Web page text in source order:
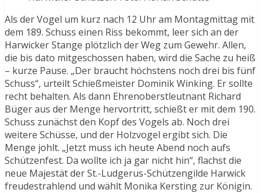
Als der Vogel um kurz nach 12 Uhr am Montagmittag mit
dem 189. Schuss einen Riss bekommt, leer sich an der
Harwicker Stange plötzlich der Weg zum Gewehr. Allen,
die bis dato mitgeschossen haben, wird die Sache zu heiß
– kurze Pause. „Der braucht höchstens noch drei bis fünf
Schuss“, urteilt Schießmeister Dominik Winking. Er sollte
recht behalten. Als dann Ehrenoberstleutnant Richard
Büger aus der Menge hervortritt, schießt er mit dem 190.
Schuss zunächst den Kopf des Vogels ab. Noch drei
weitere Schüsse, und der Holzvogel ergibt sich. Die
Menge johlt. „Jetzt muss ich heute Abend noch aufs
Schützenfest. Da wollte ich ja gar nicht hin“, flachst die
neue Majestät der St.-Ludgerus-Schützengilde Harwick
freudestrahlend und wählt Monika Kersting zur Königin.